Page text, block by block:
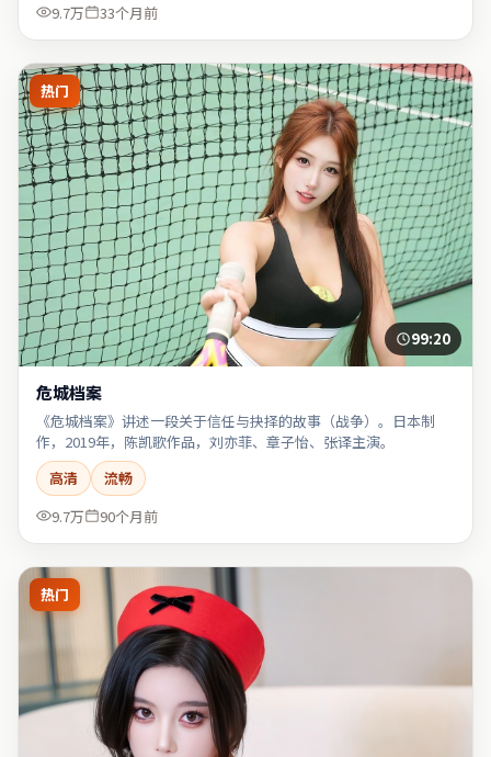
9.7万
33个月前
热门
99:20
危城档案
《危城档案》讲述一段关于信任与抉择的故事（战争）。日本制
作，2019年，陈凯歌作品，刘亦菲、章子怡、张译主演。
高清
流畅
9.7万
90个月前
热门